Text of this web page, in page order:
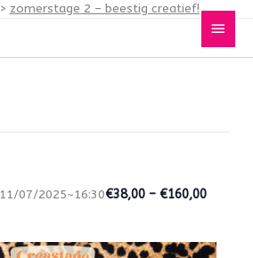
zomerstage 2 – beestig creatief!
11/07/2025~16:30€38,00 – €160,00